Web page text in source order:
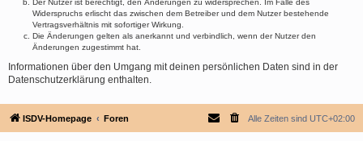
Der Nutzer ist berechtigt, den Änderungen zu widersprechen. Im Falle des
Widerspruchs erlischt das zwischen dem Betreiber und dem Nutzer bestehende
Vertragsverhältnis mit sofortiger Wirkung.
Die Änderungen gelten als anerkannt und verbindlich, wenn der Nutzer den
Änderungen zugestimmt hat.
Informationen über den Umgang mit deinen persönlichen Daten sind in der
Datenschutzerklärung enthalten.
ISDV-Homepage Foren Alle Zeiten sind UTC+02:00